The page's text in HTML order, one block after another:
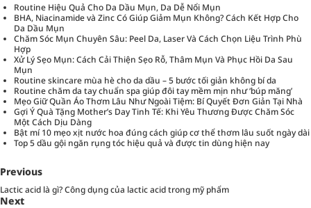
Routine Hiệu Quả Cho Da Dầu Mụn, Da Dễ Nổi Mụn
BHA, Niacinamide và Zinc Có Giúp Giảm Mụn Không? Cách Kết Hợp Cho
Da Dầu Mụn
Chăm Sóc Mụn Chuyên Sâu: Peel Da, Laser Và Cách Chọn Liệu Trình Phù
Hợp
Xử Lý Sẹo Mụn: Cách Cải Thiện Sẹo Rỗ, Thâm Mụn Và Phục Hồi Da Sau
Mụn
Routine skincare mùa hè cho da dầu – 5 bước tối giản không bí da
Routine chăm da tay chuẩn spa giúp đôi tay mềm mịn như ‘búp măng’
Mẹo Giữ Quần Áo Thơm Lâu Như Ngoài Tiệm: Bí Quyết Đơn Giản Tại Nhà
Gợi Ý Quà Tặng Mother’s Day Tinh Tế: Khi Yêu Thương Được Chăm Sóc
Một Cách Dịu Dàng
Bật mí 10 mẹo xịt nước hoa đúng cách giúp cơ thể thơm lâu suốt ngày dài
Top 5 dầu gội ngăn rụng tóc hiệu quả và được tin dùng hiện nay
Previous
Lactic acid là gì? Công dụng của lactic acid trong mỹ phẩm
Next